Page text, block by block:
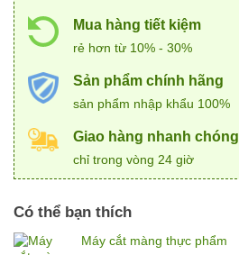
Mua hàng tiết kiệm
rẻ hơn từ 10% - 30%
Sản phẩm chính hãng
sản phẩm nhập khẩu 100%
Giao hàng nhanh chóng
chỉ trong vòng 24 giờ
Có thể bạn thích
Máy cắt màng thực phẩm